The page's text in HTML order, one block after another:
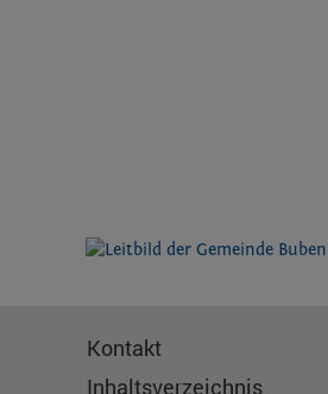
Kontakt
Inhaltsverzeichnis